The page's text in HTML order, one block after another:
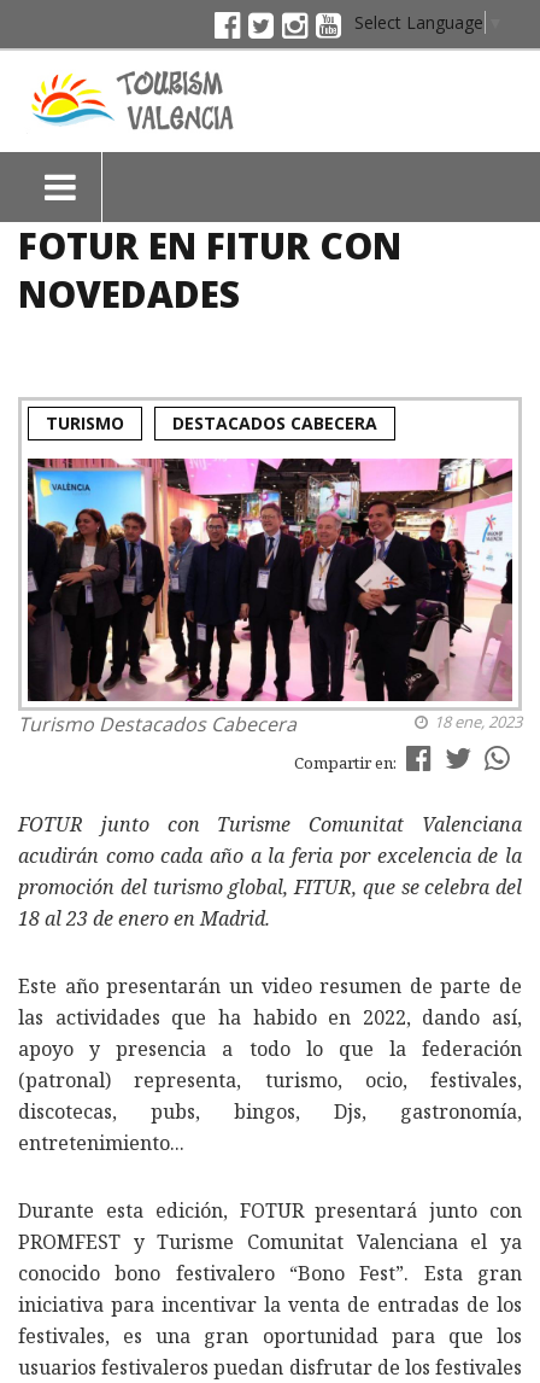
Select Language
FOTUR EN FITUR CON
NOVEDADES
TURISMO DESTACADOS CABECERA
Turismo Destacados Cabecera
18 ene, 2023
Compartir en:
FOTUR junto con Turisme Comunitat Valenciana
acudirán como cada año a la feria por excelencia de la
promoción del turismo global, FITUR, que se celebra del
18 al 23 de enero en Madrid.
Este año presentarán un video resumen de parte de
las actividades que ha habido en 2022, dando así,
apoyo y presencia a todo lo que la federación
(patronal) representa, turismo, ocio, festivales,
discotecas, pubs, bingos, Djs, gastronomía,
entretenimiento...
Durante esta edición, FOTUR presentará junto con
PROMFEST y Turisme Comunitat Valenciana el ya
conocido bono festivalero “Bono Fest”. Esta gran
iniciativa para incentivar la venta de entradas de los
festivales, es una gran oportunidad para que los
usuarios festivaleros puedan disfrutar de los festivales